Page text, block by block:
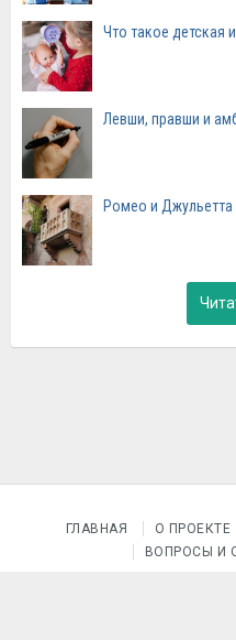
Что такое детская
Левши, правши и
Ромео и Джульетта
ГЛАВНАЯ О ПРОЕКТЕ
ВОПРОСЫ И